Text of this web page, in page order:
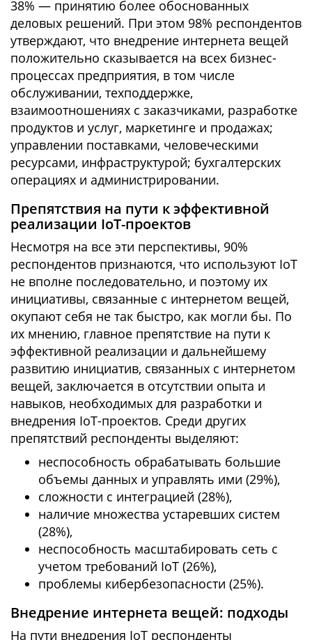
38% — принятию более обоснованных
деловых решений. При этом 98% респондентов
утверждают, что внедрение интернета вещей
положительно сказывается на всех бизнес-
процессах предприятия, в том числе
обслуживании, техподдержке,
взаимоотношениях с заказчиками, разработке
продуктов и услуг, маркетинге и продажах;
управлении поставками, человеческими
ресурсами, инфраструктурой; бухгалтерских
операциях и администрировании.
Препятствия на пути к эффективной
реализации IoT-проектов
Несмотря на все эти перспективы, 90%
респондентов признаются, что используют IoT
не вполне последовательно, и поэтому их
инициативы, связанные с интернетом вещей,
окупают себя не так быстро, как могли бы. По
их мнению, главное препятствие на пути к
эффективной реализации и дальнейшему
развитию инициатив, связанных с интернетом
вещей, заключается в отсутствии опыта и
навыков, необходимых для разработки и
внедрения IoT-проектов. Среди других
препятствий респонденты выделяют:
неспособность обрабатывать большие
объемы данных и управлять ими (29%),
сложности с интеграцией (28%),
наличие множества устаревших систем
(28%),
неспособность масштабировать сеть с
учетом требований IoT (26%),
проблемы кибербезопасности (25%).
Внедрение интернета вещей: подходы
На пути внедрения IoT респонденты